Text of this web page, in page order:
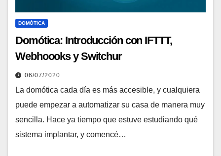
DOMÓTICA
Domótica: Introducción con IFTTT,
Webhoooks y Switchur
06/07/2020
La domótica cada día es más accesible, y cualquiera
puede empezar a automatizar su casa de manera muy
sencilla. Hace ya tiempo que estuve estudiando qué
sistema implantar, y comencé…